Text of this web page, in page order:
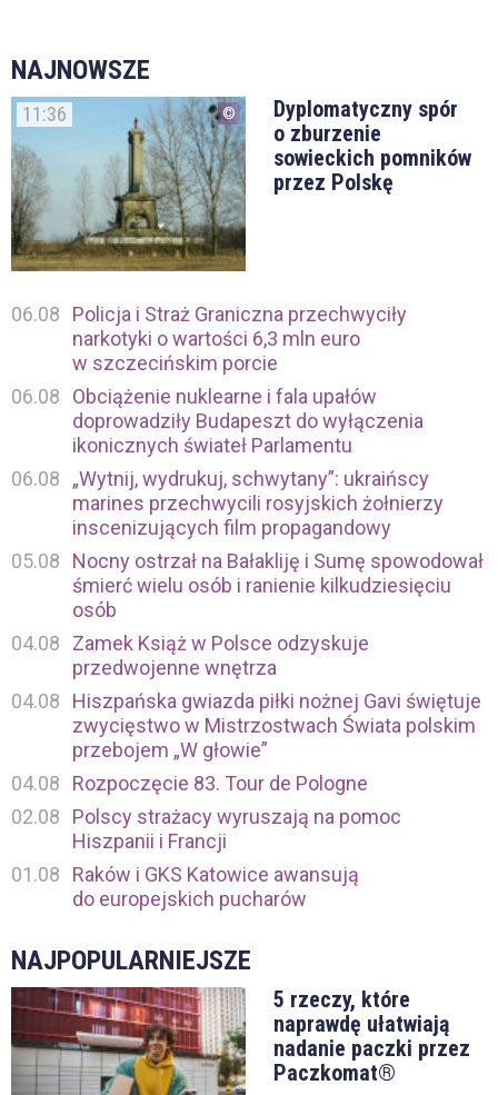
NAJNOWSZE
11:36
Dyplomatyczny spór
o zburzenie
sowieckich pomników
przez Polskę
06.08
Policja i Straż Graniczna przechwyciły
narkotyki o wartości 6,3 mln euro
w szczecińskim porcie
06.08
Obciążenie nuklearne i fala upałów
doprowadziły Budapeszt do wyłączenia
ikonicznych świateł Parlamentu
06.08
„Wytnij, wydrukuj, schwytany”: ukraińscy
marines przechwycili rosyjskich żołnierzy
inscenizujących film propagandowy
05.08
Nocny ostrzał na Bałakliję i Sumę spowodował
śmierć wielu osób i ranienie kilkudziesięciu
osób
04.08
Zamek Książ w Polsce odzyskuje
przedwojenne wnętrza
04.08
Hiszpańska gwiazda piłki nożnej Gavi świętuje
zwycięstwo w Mistrzostwach Świata polskim
przebojem „W głowie”
04.08
Rozpoczęcie 83. Tour de Pologne
02.08
Polscy strażacy wyruszają na pomoc
Hiszpanii i Francji
01.08
Raków i GKS Katowice awansują
do europejskich pucharów
NAJPOPULARNIEJSZE
5 rzeczy, które
naprawdę ułatwiają
nadanie paczki przez
Paczkomat®